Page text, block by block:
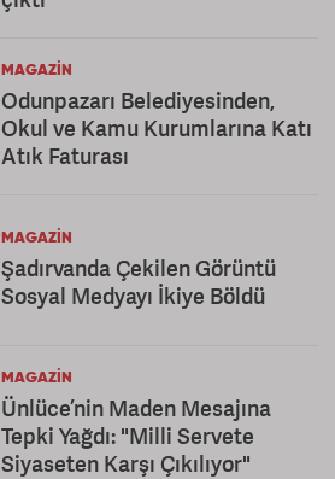
MAGAZIN
Odunpazarı Belediyesinden,
Okul ve Kamu Kurumlarına Katı
Atık Faturası
MAGAZIN
Şadırvanda Çekilen Görüntü
Sosyal Medyayı İkiye Böldü
MAGAZIN
Ünlüce’nin Maden Mesajına
Tepki Yağdı: "Milli Servete
Siyaseten Karşı Çıkılıyor"